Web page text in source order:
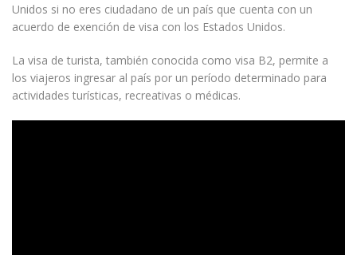
Unidos si no eres ciudadano de un país que cuenta con un
acuerdo de exención de visa con los Estados Unidos.
La visa de turista, también conocida como visa B2, permite a
los viajeros ingresar al país por un período determinado para
actividades turísticas, recreativas o médicas.